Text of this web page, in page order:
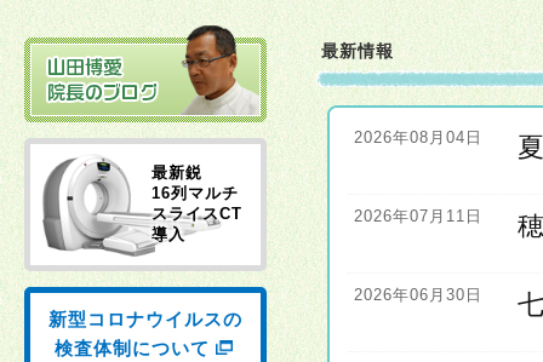
最新情報
2026年08月04日
2026年07月11日
2026年06月30日
最新鋭
16列マルチ
スライスCT
導入
新型コロナウイルスの
検査体制について